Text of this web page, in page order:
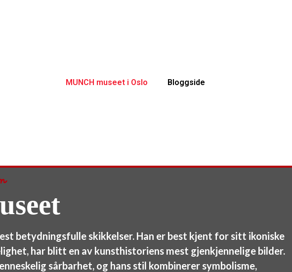
MUNCH museet i Oslo Bloggside
betydningsfulle skikkelser. Han er best kjent for sitt ikoniske
har blitt en av kunsthistoriens mest gjenkjennelige bilder.
sårbarhet, og hans stil kombinerer symbolisme,